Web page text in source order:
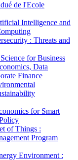
de l'Ecole
Intelligence and
: Threats and
for Business
Data
Finance
for Smart
of Things :
Program
Environment :